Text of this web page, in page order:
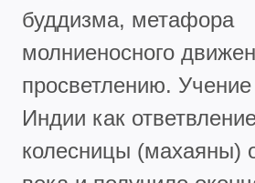
буддизма, метафора
молниеносного
просветлению.
Индии как
колесницы (махаяны)